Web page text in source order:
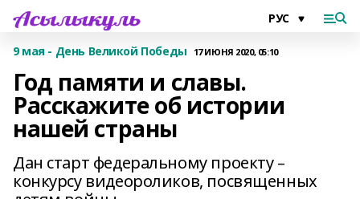
9 мая - День Великой Победы 17 ИЮНЯ 2020, 05:10
Год памяти и славы.
Расскажите об истории
нашей страны
Дан старт федеральному проекту –
конкурсу видеороликов, посвященных